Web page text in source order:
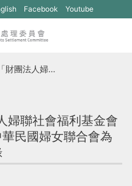
(另
視
開
啟
Facebook
(另
開
啟
Youtube
為中華民國婦女聯合會為不當取得財產」聽證紀錄
婦聯社會福利基金會
民國婦女聯合會為